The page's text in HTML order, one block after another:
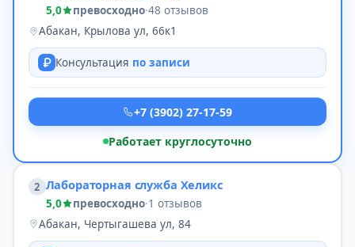
5,0 превосходно·48 отзывов
Абакан, Крылова ул, 66к1
Консультация по записи
+7 (3902) 27-17-59
Работает круглосуточно
2 Лабораторная служба Хеликс
5,0 превосходно·1 отзывов
Абакан, Чертыгашева ул, 84